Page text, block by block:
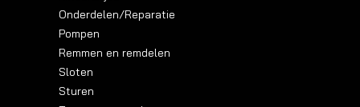
Onderdelen/Reparatie
Pompen
Remmen en remdelen
Sloten
Sturen